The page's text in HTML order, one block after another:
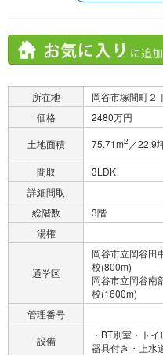
所在地 岡谷市塚間町２
価格
2480万円
土地面積
75.71m2 ／22.9
間取
3LDK
詳細間取
総階数
3階
湯権
通学区
岡谷市立岡谷田
校(800m)
岡谷市立岡谷南
校(1600m)
管理番号
設備
・BT別室・ト
器具付き・上水